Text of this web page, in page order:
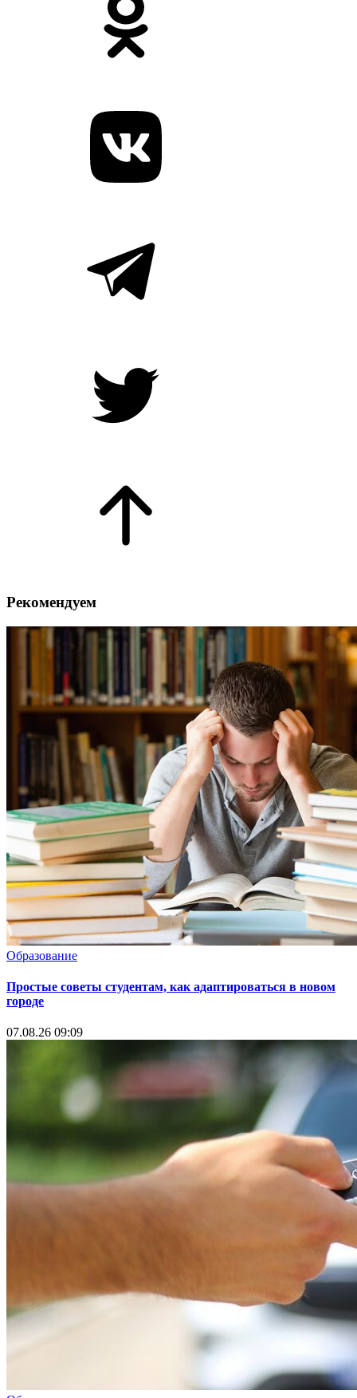
Рекомендуем
Образование
Простые советы студентам, как адаптироваться в новом
городе
07.08.26 09:09